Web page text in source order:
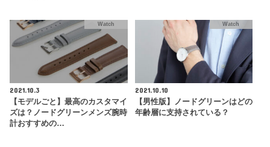
Watch
2021.10.3
【モデルごと】最高のカスタマイ
ズは？ノードグリーンメンズ腕時
計おすすめの…
Watch
2021.10.10
【男性版】ノードグリーンはどの
年齢層に支持されている？